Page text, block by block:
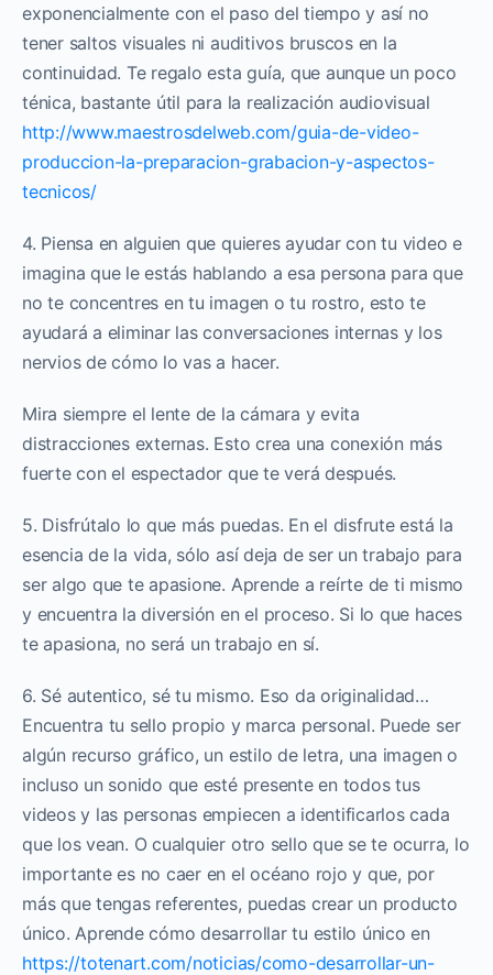
exponencialmente con el paso del tiempo y así no
tener saltos visuales ni auditivos bruscos en la
continuidad. Te regalo esta guía, que aunque un poco
ténica, bastante útil para la realización audiovisual
http://www.maestrosdelweb.com/guia-de-video-
produccion-la-preparacion-grabacion-y-aspectos-
tecnicos/
4. Piensa en alguien que quieres ayudar con tu video e
imagina que le estás hablando a esa persona para que
no te concentres en tu imagen o tu rostro, esto te
ayudará a eliminar las conversaciones internas y los
nervios de cómo lo vas a hacer.
Mira siempre el lente de la cámara y evita
distracciones externas. Esto crea una conexión más
fuerte con el espectador que te verá después.
5. Disfrútalo lo que más puedas. En el disfrute está la
esencia de la vida, sólo así deja de ser un trabajo para
ser algo que te apasione. Aprende a reírte de ti mismo
y encuentra la diversión en el proceso. Si lo que haces
te apasiona, no será un trabajo en sí.
6. Sé autentico, sé tu mismo. Eso da originalidad…
Encuentra tu sello propio y marca personal. Puede ser
algún recurso gráfico, un estilo de letra, una imagen o
incluso un sonido que esté presente en todos tus
videos y las personas empiecen a identificarlos cada
que los vean. O cualquier otro sello que se te ocurra, lo
importante es no caer en el océano rojo y que, por
más que tengas referentes, puedas crear un producto
único. Aprende cómo desarrollar tu estilo único en
https://totenart.com/noticias/como-desarrollar-un-